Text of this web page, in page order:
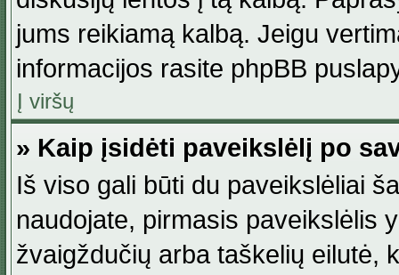
jums reikiamą kalbą. Jeigu
informacijos rasite phpBB
Į viršų
» Kaip įsidėti paveikslėlį po
Iš viso gali būti du paveikslėliai
naudojate, pirmasis paveikslėlis
žvaigždučių arba taškelių eilutė,